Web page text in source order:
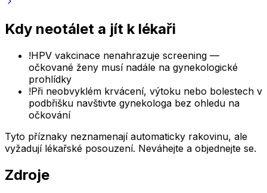
Kdy neotálet a jít k lékaři
!HPV vakcinace nenahrazuje screening —
očkované ženy musí nadále na gynekologické
prohlídky
!Při neobvyklém krvácení, výtoku nebo bolestech v
podbřišku navštivte gynekologa bez ohledu na
očkování
Tyto příznaky neznamenají automaticky rakovinu, ale
vyžadují lékařské posouzení. Neváhejte a objednejte se.
Zdroje